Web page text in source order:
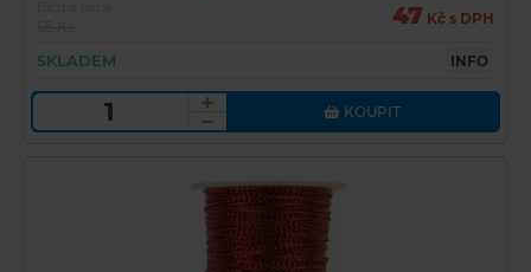
47 Kč s DPH
SKLADEM INFO
KOUPIT